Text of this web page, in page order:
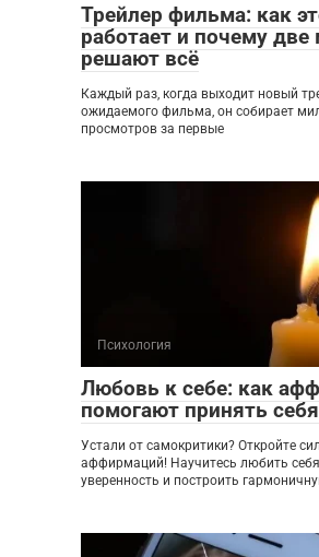
Трейлер фильма: как
работает и почему
решают всё
Каждый раз, когда выходит новый
ожидаемого фильма, он собирает
просмотров за первые
Психология
Любовь к себе: как
помогают принять себя
Устали от самокритики? Откройте
аффирмаций! Научитесь любить
уверенность и построить